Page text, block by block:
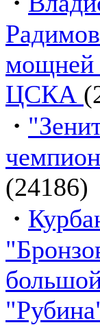
мощней
ЦСКА
·
(24186)
·